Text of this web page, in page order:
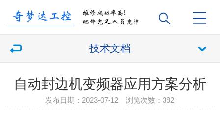
技术文档
自动封边机变频器应用方案分析
发布日期：2023-07-12 浏览次数：392